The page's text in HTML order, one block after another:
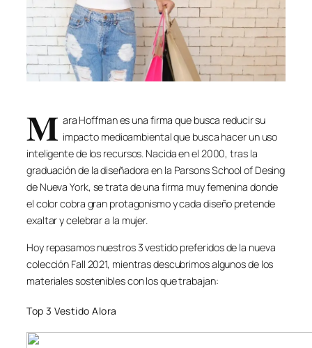
M ara Hoffman es una firma que busca reducir su
impacto medioambiental que busca hacer un uso
inteligente de los recursos. Nacida en el 2000, tras la
graduación de la diseñadora en la Parsons School of Desing
de Nueva York, se trata de una firma muy femenina donde
el color cobra gran protagonismo y cada diseño pretende
exaltar y celebrar a la mujer.
Hoy repasamos nuestros 3 vestido preferidos de la nueva
colección Fall 2021, mientras descubrimos algunos de los
materiales sostenibles con los que trabajan:
Top 3 Vestido Alora